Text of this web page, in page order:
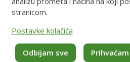
stranicom.
Postavke kolačića
Odbijam sve